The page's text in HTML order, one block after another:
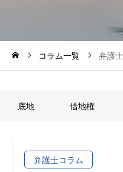
コラム一覧 弁護
底地 借地権
弁護士コラム